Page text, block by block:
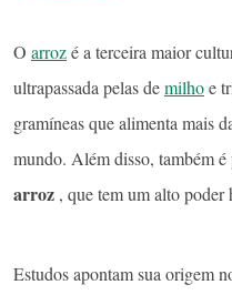
O arrozé a terceira maior
ultrapassada pelas demilhoe
gramíneas que alimenta mais
mundo. Além disso, também
arroz , que tem um alto poder
Estudos apontam sua origem